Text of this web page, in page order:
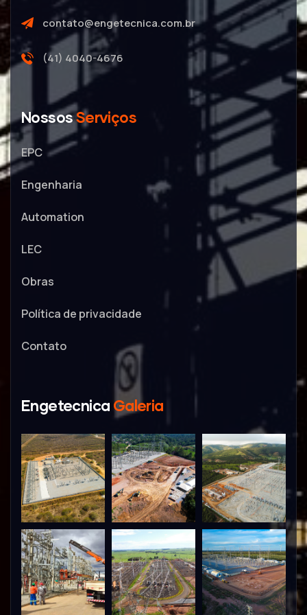
contato@engetecnica.com.br
(41) 4040-4676
NossosServiços
EPC
Engenharia
Automation
LEC
Obras
Política de privacidade
Contato
Engetecnica Galeria